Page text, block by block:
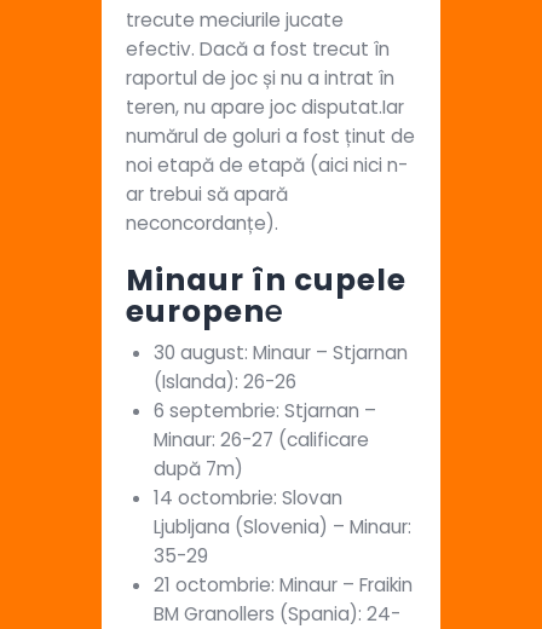
trecute meciurile jucate
efectiv. Dacă a fost trecut în
raportul de joc și nu a intrat în
teren, nu apare joc disputat.Iar
numărul de goluri a fost ținut de
noi etapă de etapă (aici nici n-
ar trebui să apară
neconcordanțe).
Minaur în cupele
europene
30 august: Minaur – Stjarnan
(Islanda): 26-26
6 septembrie: Stjarnan –
Minaur: 26-27 (calificare
după 7m)
14 octombrie: Slovan
Ljubljana (Slovenia) – Minaur:
35-29
21 octombrie: Minaur – Fraikin
BM Granollers (Spania): 24-